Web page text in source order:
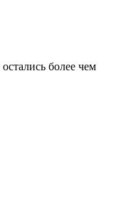
более чем